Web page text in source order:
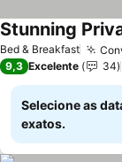
Bed & Breakfast
Stunning
9,3 Excelente 34
Selecione as
exatos.